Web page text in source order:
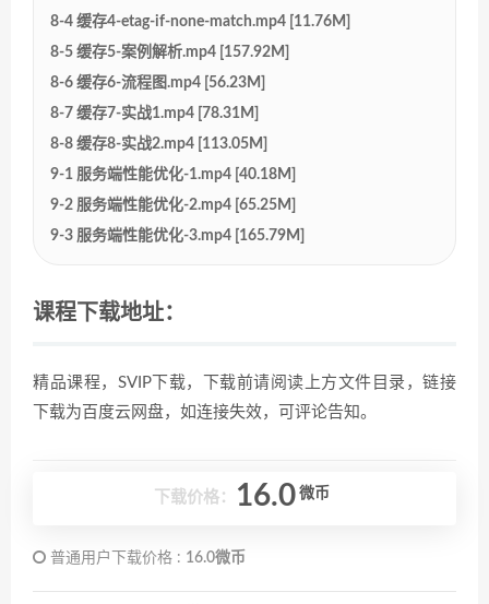
8-4 缓存4-etag-if-none-match.mp4 [11.76M]
8-5 缓存5-案例解析.mp4 [157.92M]
8-6 缓存6-流程图.mp4 [56.23M]
8-7 缓存7-实战1.mp4 [78.31M]
8-8 缓存8-实战2.mp4 [113.05M]
9-1 服务端性能优化-1.mp4 [40.18M]
9-2 服务端性能优化-2.mp4 [65.25M]
9-3 服务端性能优化-3.mp4 [165.79M]
课程下载地址：
精品课程，SVIP下载，下载前请阅读上方文件目录，链接
下载为百度云网盘，如连接失效，可评论告知。
下载价格： 16.0 微币
普通用户下载价格 : 16.0微币